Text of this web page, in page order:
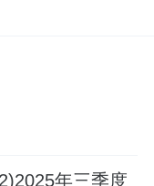
年三季度